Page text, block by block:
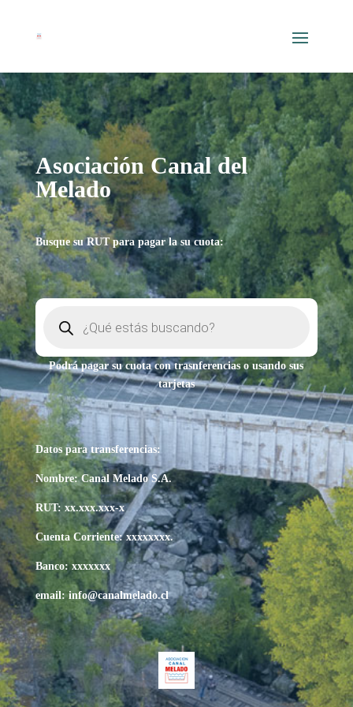
Asociación Canal del
Melado
Busque su RUT para pagar la su cuota:
productos
Podrá pagar su cuota con trasnferencias o usando sus
tarjetas
Datos para transferencias:
Nombre: Canal Melado S.A.
RUT: xx.xxx.xxx-x
Cuenta Corriente: xxxxxxxx.
Banco: xxxxxxx
email: info@canalmelado.cl